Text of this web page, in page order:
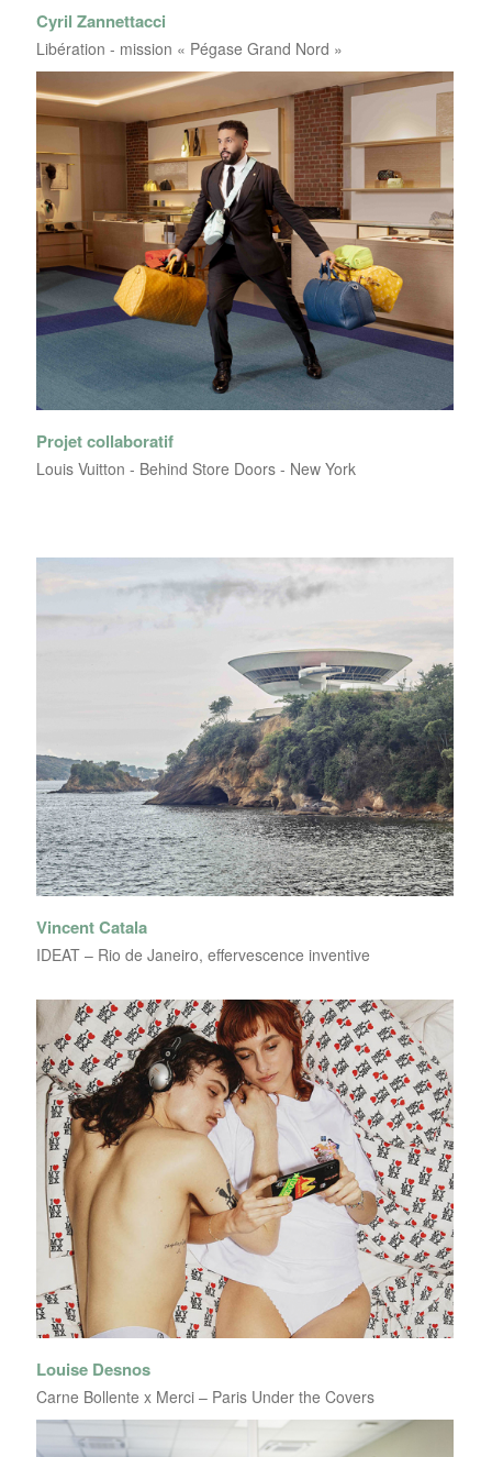
Cyril Zannettacci
Libération - mission « Pégase Grand Nord »
Projet collaboratif
Louis Vuitton - Behind Store Doors - New York
Vincent Catala
IDEAT – Rio de Janeiro, effervescence inventive
Louise Desnos
Carne Bollente x Merci – Paris Under the Covers